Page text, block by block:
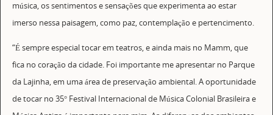
música, os sentimentos e sensações que experimenta ao estar
imerso nessa paisagem, como paz, contemplação e pertencimento.
“É sempre especial tocar em teatros, e ainda mais no Mamm, que
fica no coração da cidade. Foi importante me apresentar no Parque
da Lajinha, em uma área de preservação ambiental. A oportunidade
de tocar no 35° Festival Internacional de Música Colonial Brasileira e